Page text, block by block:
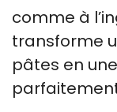
comme à
transforme
pâtes en